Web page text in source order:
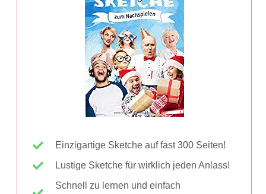
Einzigartige Sketche auf fast 300 Seiten!
Lustige Sketche für wirklich jeden Anlass!
Schnell zu lernen und einfach